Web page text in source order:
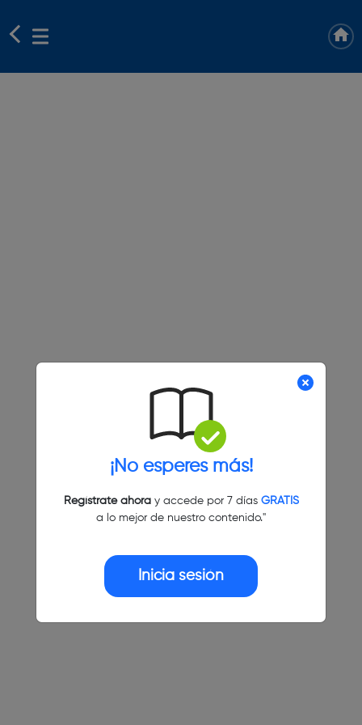
¡No esperes más!
Regístrate ahoray accede por 7 días GRATIS
a lo mejor de nuestro contenido."
Inicia sesión